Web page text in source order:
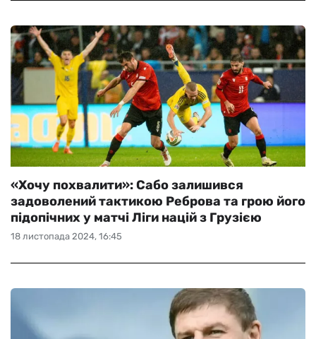
18 листопада 2024, 16:45
«Хочу похвалити»: Сабо залишився
задоволений тактикою Реброва та грою його
підопічних у матчі Ліги націй з Грузією